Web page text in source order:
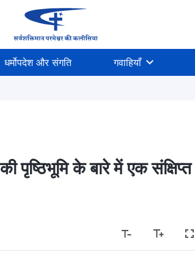
धर्मोपदेश और संगति गवाहियाँ
के बारे में एक संक्षिप्त